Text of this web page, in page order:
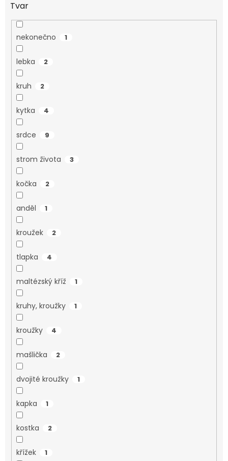
Tvar
nekonečno 1
lebka 2
kruh 2
kytka 4
srdce 9
strom života 3
kočka 2
anděl 1
kroužek 2
tlapka 4
maltézský kříž 1
kruhy, kroužky 1
kroužky 4
mašlička 2
dvojité kroužky 1
kapka 1
kostka 2
křížek 1